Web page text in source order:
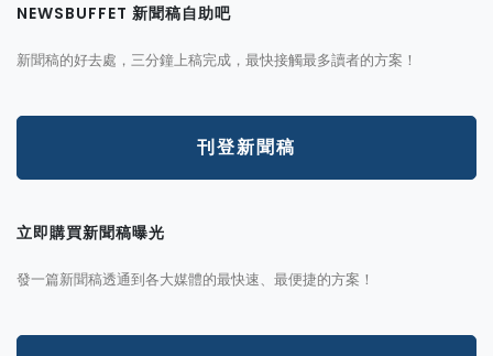
NEWSBUFFET 新聞稿自助吧
新聞稿的好去處，三分鐘上稿完成，最快接觸最多讀者的方案！
刊登新聞稿
立即購買新聞稿曝光
發一篇新聞稿透通到各大媒體的最快速、最便捷的方案！